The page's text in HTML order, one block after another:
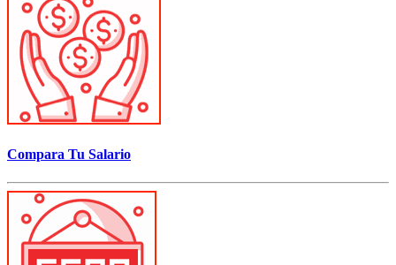
Compara Tu Salario